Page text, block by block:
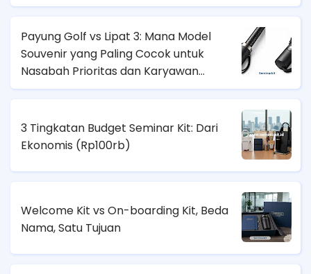
Payung Golf vs Lipat 3: Mana Model
Souvenir yang Paling Cocok untuk
Nasabah Prioritas dan Karyawan
Lapangan?
3 Tingkatan Budget Seminar Kit: Dari
Ekonomis (Rp100rb)
Welcome Kit vs On-boarding Kit, Beda
Nama, Satu Tujuan